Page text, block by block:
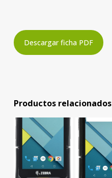
Descargar ficha PDF
Productos relacionados